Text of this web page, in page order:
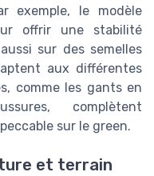
exemple, le modèle
offrir une stabilité
sur des semelles
aux différentes
comme les gants en
complètent
sur le green.
et terrain